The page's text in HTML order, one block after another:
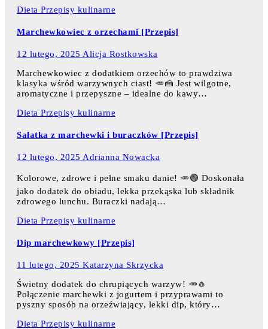
Dieta Przepisy kulinarne
Marchewkowiec z orzechami [Przepis]
12 lutego, 2025 Alicja Rostkowska
Marchewkowiec z dodatkiem orzechów to prawdziwa
klasyka wśród warzywnych ciast! 🥕🍰 Jest wilgotne,
aromatyczne i przepyszne – idealne do kawy…
Dieta Przepisy kulinarne
Sałatka z marchewki i buraczków [Przepis]
12 lutego, 2025 Adrianna Nowacka
Kolorowe, zdrowe i pełne smaku danie! 🥕🟣 Doskonała
jako dodatek do obiadu, lekka przekąska lub składnik
zdrowego lunchu. Buraczki nadają…
Dieta Przepisy kulinarne
Dip marchewkowy [Przepis]
11 lutego, 2025 Katarzyna Skrzycka
Świetny dodatek do chrupiących warzyw! 🥕🧄
Połączenie marchewki z jogurtem i przyprawami to
pyszny sposób na orzeźwiający, lekki dip, który…
Dieta Przepisy kulinarne